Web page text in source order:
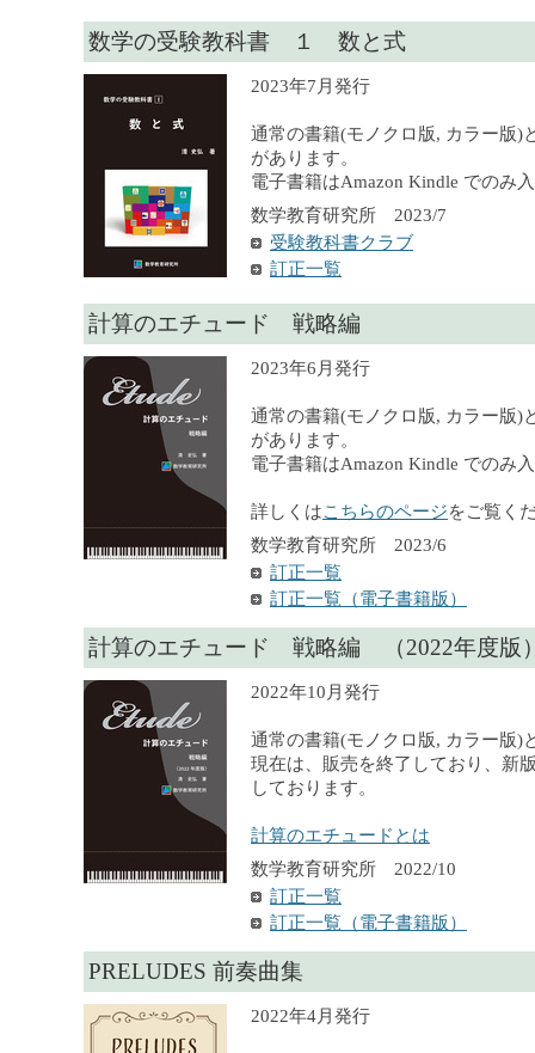
数学の受験教科書 １ 数と式
2023年7月発行
通常の書籍(モノクロ版, カラー版)
があります。
電子書籍はAmazon Kindle でのみ
数学教育研究所 2023/7
受験教科書クラブ
訂正一覧
計算のエチュード 戦略編
2023年6月発行
通常の書籍(モノクロ版, カラー版)
があります。
電子書籍はAmazon Kindle でのみ
詳しくはこちらのページをご覧く
数学教育研究所 2023/6
訂正一覧
訂正一覧（電子書籍版）
計算のエチュード 戦略編 （2022年度版
2022年10月発行
通常の書籍(モノクロ版, カラー版)
現在は、販売を終了しており、新
しております。
計算のエチュードとは
数学教育研究所 2022/10
訂正一覧
訂正一覧（電子書籍版）
PRELUDES 前奏曲集
2022年4月発行